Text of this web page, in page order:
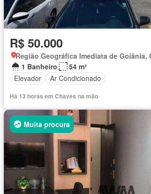
R$ 50.000
Região Geográfica Imediata de Goiânia,
1 Banheiro
54 m²
Elevador
Ar Condicionado
Há 13 horas em Chaves na mão
Muita procura